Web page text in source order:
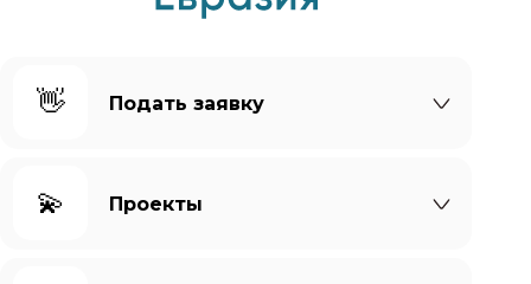
👋 Подать заявку
💫 Проекты